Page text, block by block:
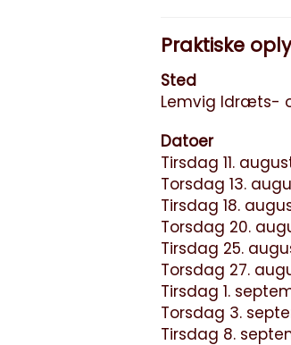
Praktiske
Sted
Lemvig Idræts-
Datoer
Tirsdag 11.
Torsdag 13.
Tirsdag 18.
Torsdag 20.
Tirsdag 25.
Torsdag 27.
Tirsdag 1.
Torsdag 3.
Tirsdag 8.